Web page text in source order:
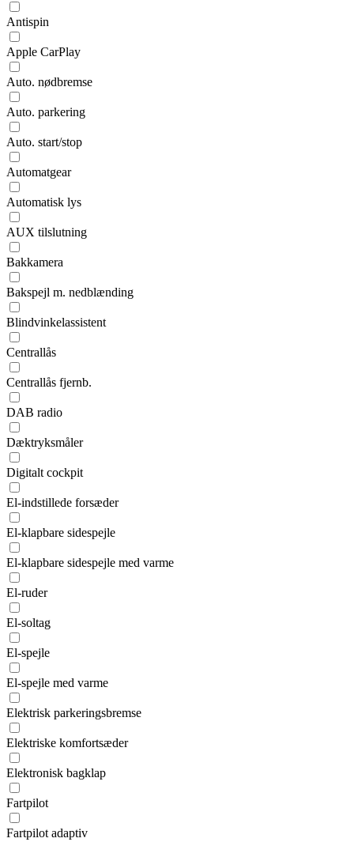
Antispin
Apple CarPlay
Auto. nødbremse
Auto. parkering
Auto. start/stop
Automatgear
Automatisk lys
AUX tilslutning
Bakkamera
Bakspejl m. nedblænding
Blindvinkelassistent
Centrallås
Centrallås fjernb.
DAB radio
Dæktryksmåler
Digitalt cockpit
El-indstillede forsæder
El-klapbare sidespejle
El-klapbare sidespejle med varme
El-ruder
El-soltag
El-spejle
El-spejle med varme
Elektrisk parkeringsbremse
Elektriske komfortsæder
Elektronisk bagklap
Fartpilot
Fartpilot adaptiv